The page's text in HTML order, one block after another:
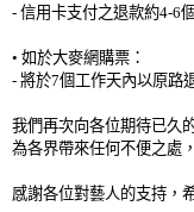
- 信用卡支付之退款約4-6
• 如於大麥網購票：
- 將於7個工作天內以原路
我們再次向各位期待已久
為各界帶來任何不便之處
感謝各位對藝人的支持，